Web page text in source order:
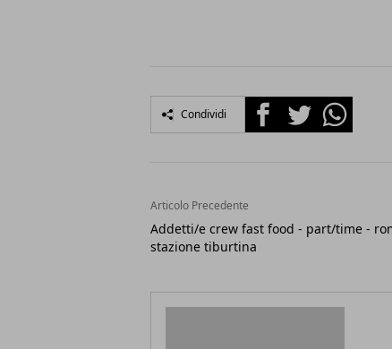
Condividi FacebookTwitterWhatsapp
Articolo Precedente
Addetti/e crew fast food - part/time -
stazione tiburtina